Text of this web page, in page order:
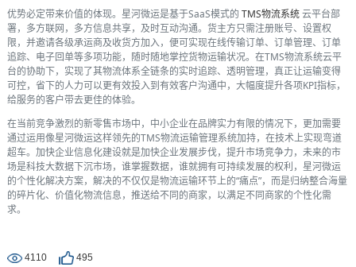
优势必定带来价值的体现。星河微运是基于SaaS模式的 TMS物流系统云平台部
署，多方联网，多方信息共享，及时互动沟通。货主方只需注册账号、设置权
限，并邀请各级承运商及收货方加入，便可实现在线传输订单、订单管理、订单
追踪、电子回单等多项功能，随时随地掌控货物运输状况。在TMS物流系统云平
台的协助下，实现了其物流体系全链条的实时追踪、透明管理，真正让运输变得
可控，省下的人力可以更有效投入到有效客户沟通中，大幅度提升各项KPI指标，
给服务的客户带去更佳的体验。
在当前竞争激烈的新零售市场中，中小企业在品牌实力有限的情况下，更加需要
通过运用像星河微运这样领先的TMS物流运输管理系统加持，在技术上实现弯道
超车。加快企业信息化建设就是加快企业发展步伐，提升市场竞争力，未来的市
场是科技大数据下沉市场，谁掌握数据，谁就拥有可持续发展的权利，星河微运
的个性化解决方案，解决的不仅仅是物流运输环节上的“痛点”，而是归纳整合海量
的碎片化、价值化物流信息，推送给不同的商家，以满足不同商家的个性化需
求。
4110 495